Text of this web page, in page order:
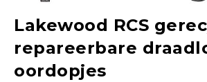
Lakewood RCS
repareerbare
oordopjes